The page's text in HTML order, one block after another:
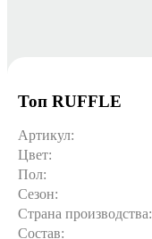
Топ RUFFLE
Артикул:
Цвет:
Пол:
Сезон:
Страна производства:
Состав: